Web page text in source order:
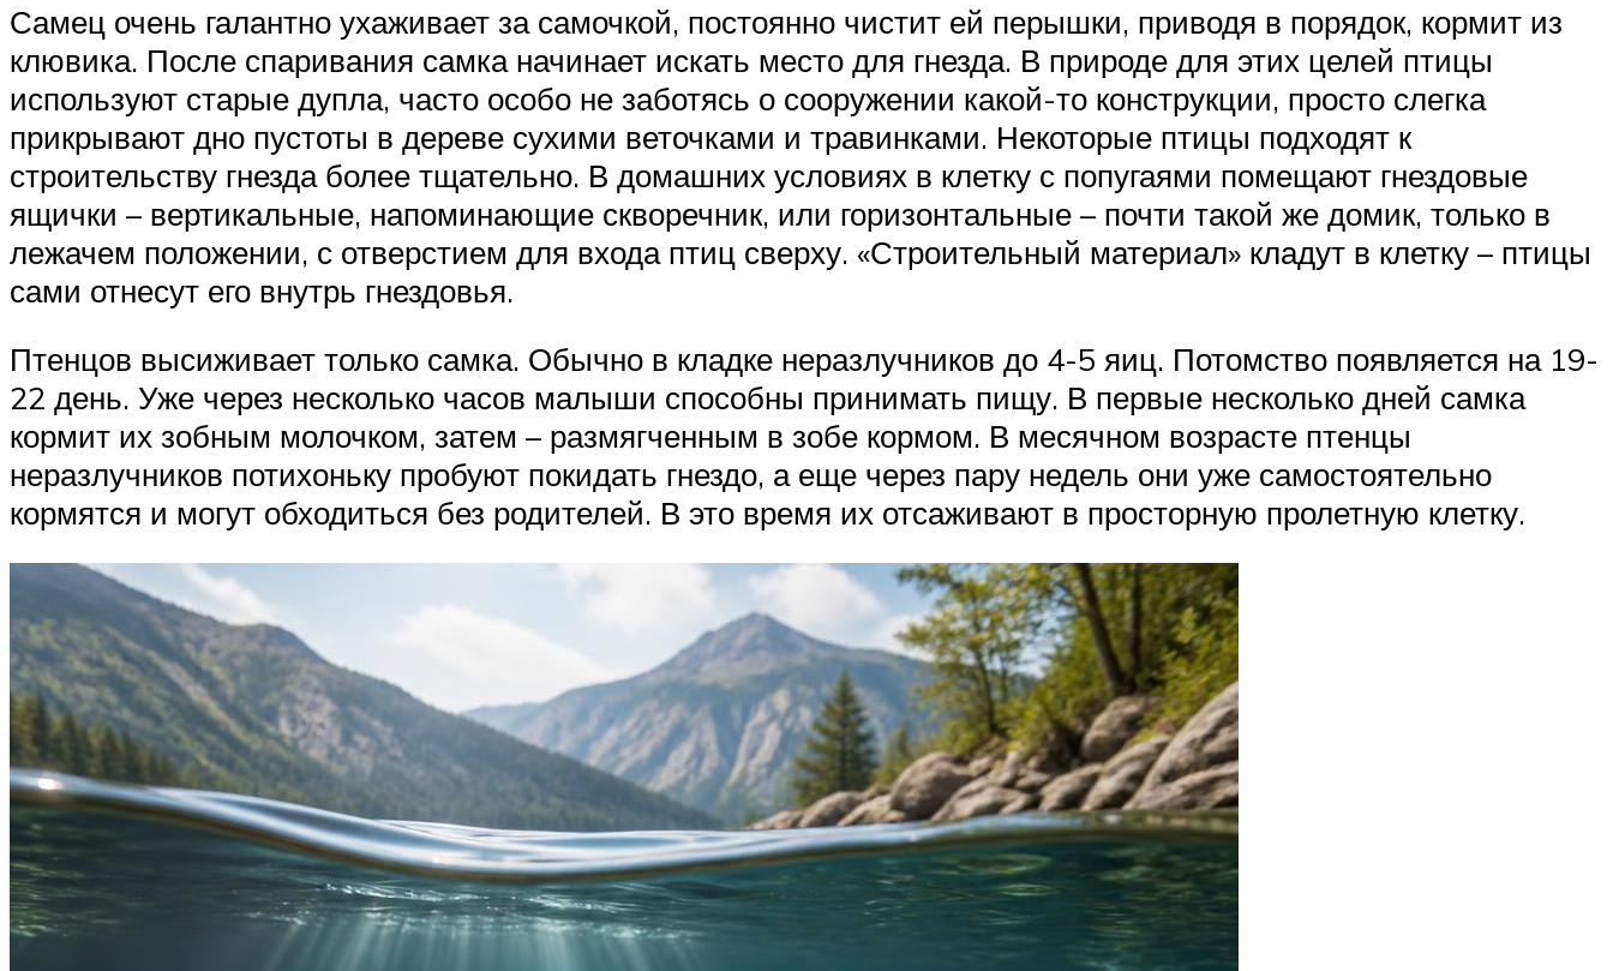
Самец очень галантно ухаживает за самочкой, постоянно чистит ей перышки, приводя в порядок, кормит из
клювика. После спаривания самка начинает искать место для гнезда. В природе для этих целей птицы
используют старые дупла, часто особо не заботясь о сооружении какой-то конструкции, просто слегка
прикрывают дно пустоты в дереве сухими веточками и травинками. Некоторые птицы подходят к
строительству гнезда более тщательно. В домашних условиях в клетку с попугаями помещают гнездовые
ящички – вертикальные, напоминающие скворечник, или горизонтальные – почти такой же домик, только в
лежачем положении, с отверстием для входа птиц сверху. «Строительный материал» кладут в клетку – птицы
сами отнесут его внутрь гнездовья.
Птенцов высиживает только самка. Обычно в кладке неразлучников до 4-5 яиц. Потомство появляется на 19-
22 день. Уже через несколько часов малыши способны принимать пищу. В первые несколько дней самка
кормит их зобным молочком, затем – размягченным в зобе кормом. В месячном возрасте птенцы
неразлучников потихоньку пробуют покидать гнездо, а еще через пару недель они уже самостоятельно
кормятся и могут обходиться без родителей. В это время их отсаживают в просторную пролетную клетку.